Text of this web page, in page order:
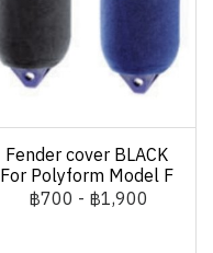
Fender cover BLACK
For Polyform Model F
฿700 - ฿1,900